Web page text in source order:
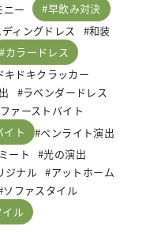
ニー
早飲み対決
ィングドレス
和装
カラードレス
キドキクラッカー
ラベンダードレス
ファーストバイト
イト
ペンライト演出
ート
光の演出
ジナル
アットホーム
ソファスタイル
ル